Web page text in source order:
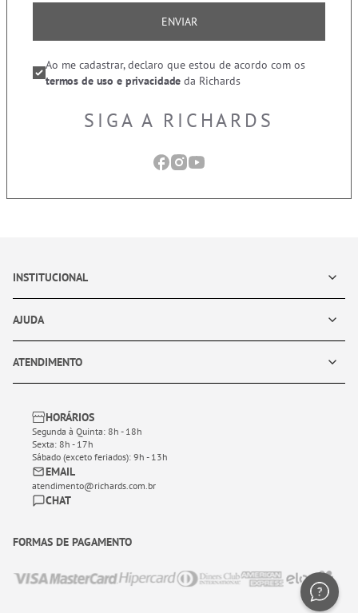
ENVIAR
Ao me cadastrar, declaro que estou de acordo com os
termos de uso e privacidade da Richards
SIGA A RICHARDS
INSTITUCIONAL
AJUDA
ATENDIMENTO
HORÁRIOS
Segunda à Quinta: 8h - 18h
Sexta: 8h - 17h
Sábado (exceto feriados): 9h - 13h
EMAIL
atendimento@richards.com.br
CHAT
FORMAS DE PAGAMENTO